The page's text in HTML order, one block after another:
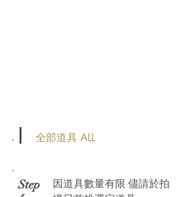
Step
因道具數量有限 儘請於拍
全部道具 ALL